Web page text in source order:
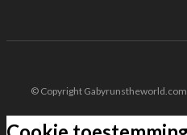
© Copyright Gabyrunstheworld.com